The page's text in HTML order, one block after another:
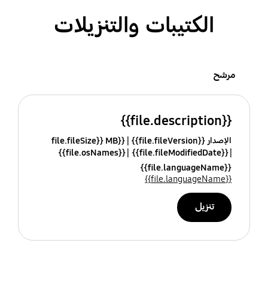
الكتيبات والتنزيلات
مرشح
{{file.description}}
الإصدار {{file.fileVersion}}
{{file.fileSize}} MB
{{file.fileModifiedDate}}
{{file.osNames}}
{{file.languageName}}
{{file.languageName}}
تنزيل